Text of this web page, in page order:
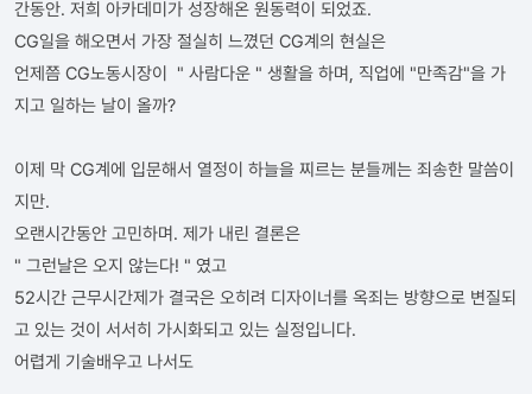
간동안. 저희 아카데미가 성장해온 원동력이 되었죠.
CG일을 해오면서 가장 절실히 느꼈던 CG계의 현실은
언제쯤 CG노동시장이 " 사람다운 " 생활을 하며, 직업에 "만족감"을 가
지고 일하는 날이 올까?
이제 막 CG계에 입문해서 열정이 하늘을 찌르는 분들께는 죄송한 말씀이
지만.
오랜시간동안 고민하며. 제가 내린 결론은
" 그런날은 오지 않는다! " 였고
52시간 근무시간제가 결국은 오히려 디자이너를 옥죄는 방향으로 변질되
고 있는 것이 서서히 가시화되고 있는 실정입니다.
어렵게 기술배우고 나서도